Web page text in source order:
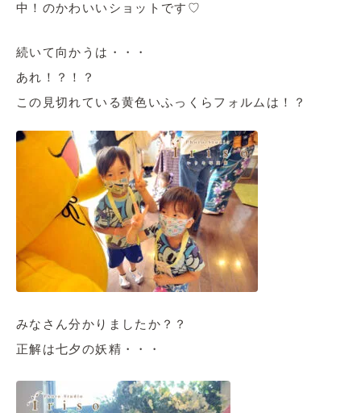
中！のかわいいショットです♡
続いて向かうは・・・
あれ！？！？
この見切れている黄色いふっくらフォルムは！？
みなさん分かりましたか？？
正解は七夕の妖精・・・